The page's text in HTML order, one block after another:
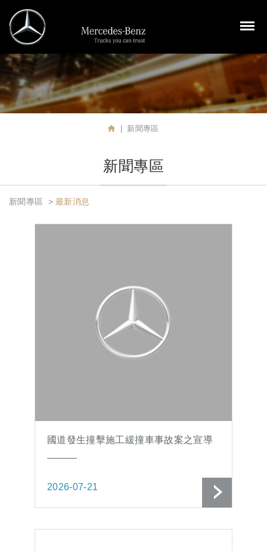
首頁新聞專區
新聞專區
新聞專區 最新消息
國道發生撞擊施工緩撞車事故案之宣導
2026-07-21